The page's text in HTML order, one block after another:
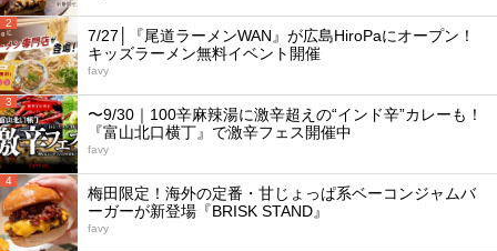
2
7/27│『尾道ラーメンWAN』が広島HiroPaにオープン！
キッズラーメン無料イベント開催
favy
3
〜9/30｜100辛麻辣湯に激辛超えの“インド辛”カレーも！
『富山北口横丁』で激辛フェス開催中
favy
4
梅田限定！海外の定番・甘じょっぱ系ベーコンジャムバ
ーガーが新登場『BRISK STAND』
favy